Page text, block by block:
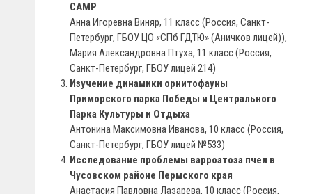
CAMP
Анна Игоревна Виняр, 11 класс (Россия, Санкт-
Петербург, ГБОУ ЦО «СПб ГДТЮ» (Аничков лицей)),
Мария Александровна Птуха, 11 класс (Россия,
Санкт-Петербург, ГБОУ лицей 214)
Изучение динамики орнитофауны
Приморского парка Победы и Центрального
Парка Культуры и Отдыха
Антонина Максимовна Иванова, 10 класс (Россия,
Санкт-Петербург, ГБОУ лицей №533)
Исследование проблемы варроатоза пчел в
Чусовском районе Пермского края
Анастасия Павловна Лазарева, 10 класс (Россия,